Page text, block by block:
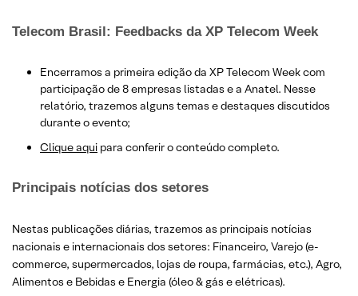
Telecom Brasil: Feedbacks da XP Telecom Week
Encerramos a primeira edição da XP Telecom Week com
participação de 8 empresas listadas e a Anatel. Nesse
relatório, trazemos alguns temas e destaques discutidos
durante o evento;
Clique aqui para conferir o conteúdo completo.
Principais notícias dos setores
Nestas publicações diárias, trazemos as principais notícias
nacionais e internacionais dos setores: Financeiro, Varejo(e-
commerce, supermercados, lojas de roupa, farmácias, etc.), Agro,
Alimentos e Bebidas e Energia (óleo & gás e elétricas).